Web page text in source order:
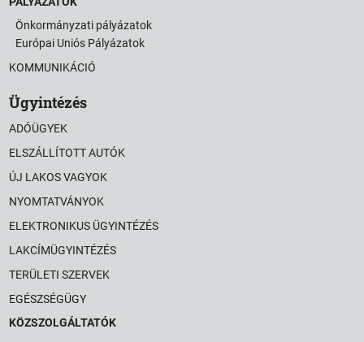
Önkormányzati pályázatok
Európai Uniós Pályázatok
KOMMUNIKÁCIÓ
Ügyintézés
ADÓÜGYEK
ELSZÁLLÍTOTT AUTÓK
ÚJ LAKOS VAGYOK
NYOMTATVÁNYOK
ELEKTRONIKUS ÜGYINTÉZÉS
LAKCÍMÜGYINTÉZÉS
TERÜLETI SZERVEK
EGÉSZSÉGÜGY
KÖZSZOLGÁLTATÓK